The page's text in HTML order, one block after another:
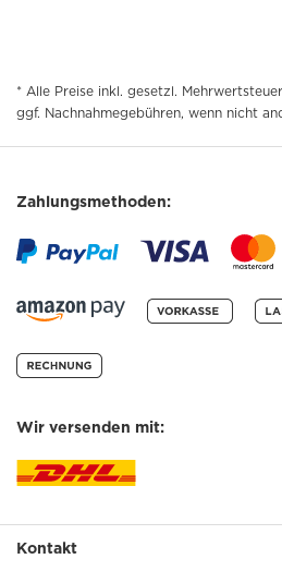
* Alle Preise inkl. gesetzl.
ggf. Nachnahmegebühren, wenn nicht
Zahlungsmethoden:
Wir versenden mit:
Kontakt